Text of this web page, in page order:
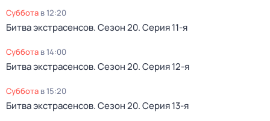
суббота в12:20
Битва экстрасенсов. Сезон 20. Серия 11-я
суббота в14:00
Битва экстрасенсов. Сезон 20. Серия 12-я
суббота в15:20
Битва экстрасенсов. Сезон 20. Серия 13-я